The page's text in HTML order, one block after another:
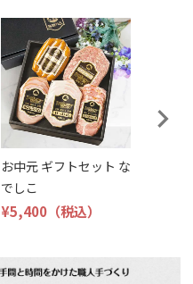
お中元 ギフトセット な
でしこ
¥5,400 （税込）